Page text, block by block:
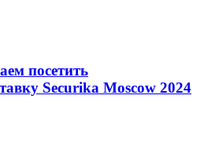
посетить
Securika Moscow 2024